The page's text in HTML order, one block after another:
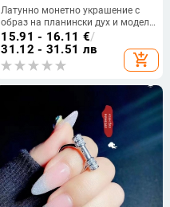
Латунно монетно украшение с
образ на планински дух и модел
Баґуа, декоративна фигура за
интериор и екстериор
15.91 - 16.11 €/
31.12 - 31.51 лв
add_shopping_cart